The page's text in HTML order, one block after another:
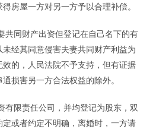
房屋一方对另一方予以合理补偿。
共同财产出资但登记在自己名下的有
经其同意侵害夫妻共同财产利益为
的，人民法院不予支持，但有证据
损害另一方合法权益的除外。
有限责任公司，并均登记为股东，双
或者约定不明确，离婚时，一方请